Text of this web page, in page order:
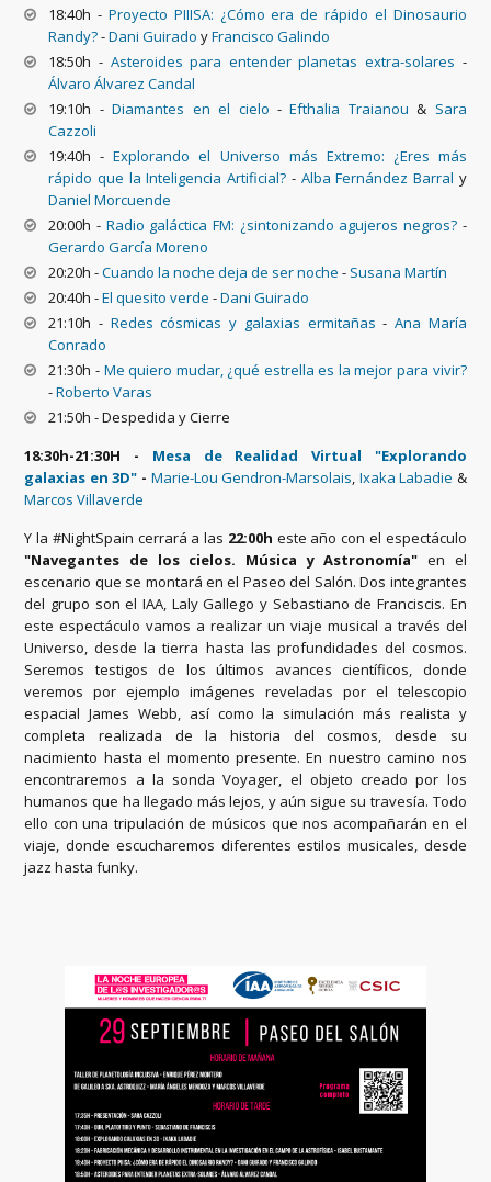
18:40h -Proyecto PIIISA: ¿Cómo era de rápido el Dinosaurio
Randy?-Dani Guirado yFrancisco Galindo
18:50h - Asteroides para entender planetas extra-solares -
Álvaro Álvarez Candal
19:10h -Diamantes en el cielo -Efthalia Traianou & Sara
Cazzoli
19:40h -Explorando el Universo más Extremo: ¿Eres más
rápido que la Inteligencia Artificial? - Alba Fernández Barral y
Daniel Morcuende
20:00h - Radio galáctica FM: ¿sintonizando agujeros negros?-
Gerardo García Moreno
20:20h -Cuando la noche deja de ser noche - Susana Martín
20:40h -El quesito verde -Dani Guirado
21:10h - Redes cósmicas y galaxias ermitañas - Ana María
Conrado
21:30h - Me quiero mudar, ¿qué estrella es la mejor para vivir?
-Roberto Varas
21:50h - Despedida y Cierre
18:30h-21:30H - Mesa de Realidad Virtual "Explorando
galaxias en 3D" - Marie-Lou Gendron-Marsolais, Ixaka Labadie &
Marcos Villaverde
Y la #NightSpain cerrará a las 22:00h este año con el espectáculo
"Navegantes de los cielos. Música y Astronomía" en el
escenario que se montará en el Paseo del Salón.Dos integrantes
del grupo son el IAA, Laly Gallego y Sebastiano de Franciscis. En
este espectáculo vamos a realizar un viaje musical a través del
Universo, desde la tierra hasta las profundidades del cosmos.
Seremos testigos de los últimos avances científicos, donde
veremos por ejemplo imágenes reveladas por el telescopio
espacial James Webb, así como la simulación más realista y
completa realizada de la historia del cosmos, desde su
nacimiento hasta el momento presente. En nuestro camino nos
encontraremos a la sonda Voyager, el objeto creado por los
humanos que ha llegado más lejos, y aún sigue su travesía. Todo
ello con una tripulación de músicos que nos acompañarán en el
viaje, donde escucharemos diferentes estilos musicales, desde
jazz hasta funky.